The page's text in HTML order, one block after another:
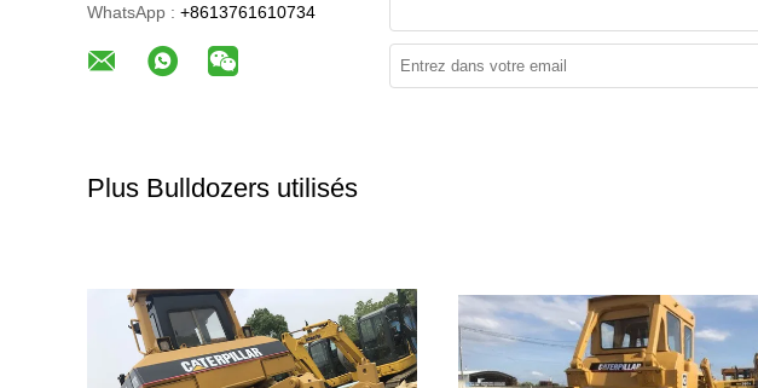
WhatsApp : +8613761610734
Plus Bulldozers utilisés